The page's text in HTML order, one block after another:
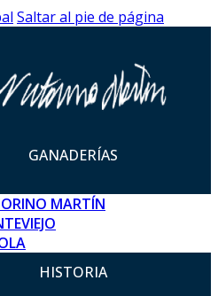
Saltar al pie de página
GANADERÍAS
MARTÍN
HISTORIA